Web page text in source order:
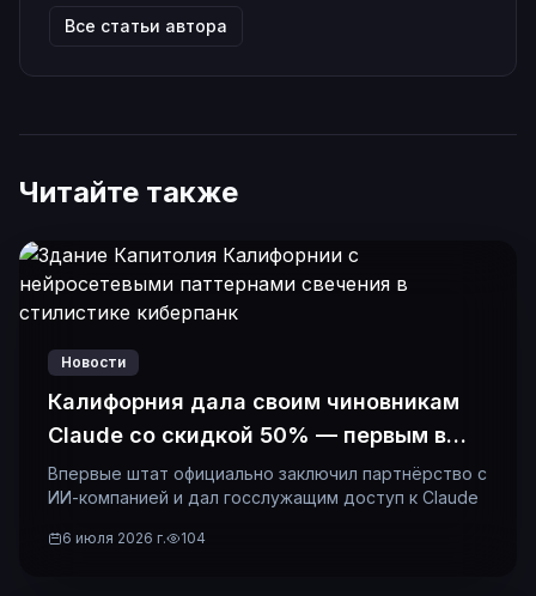
Все статьи автора
Читайте также
Новости
Калифорния дала своим чиновникам
Claude со скидкой 50% — первым в
истории
Впервые штат официально заключил партнёрство с
ИИ-компанией и дал госслужащим доступ к Claude
6 июля 2026 г. 104